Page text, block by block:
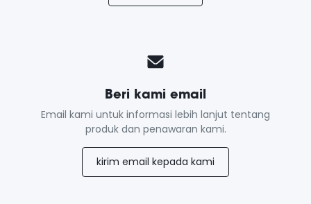
Beri kami email
Email kami untuk informasi lebih lanjut tentang
produk dan penawaran kami.
kirim email kepada kami